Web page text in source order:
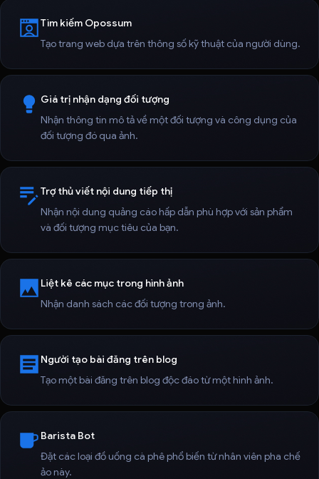
Tìm kiếm Opossum
Tạo trang web dựa trên thông số kỹ thuật của người dùng.
Giá trị nhận dạng đối tượng
Nhận thông tin mô tả về một đối tượng và công dụng của
đối tượng đó qua ảnh.
Trợ thủ viết nội dung tiếp thị
Nhận nội dung quảng cáo hấp dẫn phù hợp với sản phẩm
và đối tượng mục tiêu của bạn.
Liệt kê các mục trong hình ảnh
Nhận danh sách các đối tượng trong ảnh.
Người tạo bài đăng trên blog
Tạo một bài đăng trên blog độc đáo từ một hình ảnh.
Barista Bot
Đặt các loại đồ uống cà phê phổ biến từ nhân viên pha chế
ảo này.